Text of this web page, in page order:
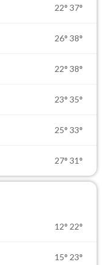
22° 37°
26° 38°
22° 38°
23° 35°
25° 33°
27° 31°
12° 22°
15° 23°